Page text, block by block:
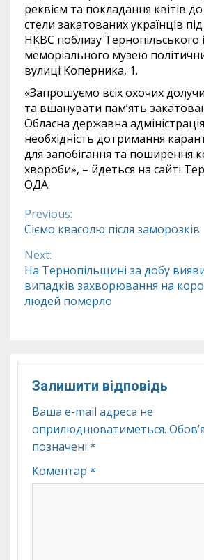
реквієм та покладання квітів
стели закатованих українців
НКВС поблизу Тернопільського
меморіального музею
вулиці Коперника, 1.
«Запрошуємо всіх охочих
та вшанувати пам’ять
Обласна державна
необхідність дотримання
для запобігання та поширення
хвороби», – йдеться на сайті
ОДА.
Continue
Reading
Previous:
Сіємо квасолю після заморозків
Next:
На Тернопільщині за добу
випадків захворювання на
людей померло
Залишити відповідь
Ваша e-mail адреса не
оприлюднюватиметься.
позначені *
Коментар *